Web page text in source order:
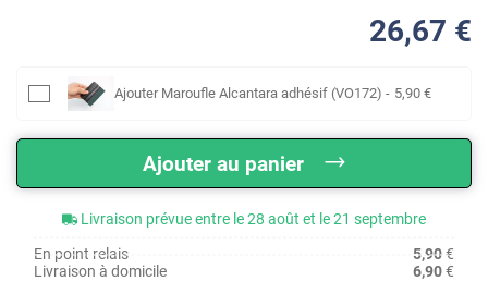
26,67 €
Ajouter Maroufle Alcantara adhésif (VO172) - 5,90 €
Ajouter au panier
Livraison prévue entre le 28 août et le 21 septembre
En point relais
5,90€
Livraison à domicile
6,90€